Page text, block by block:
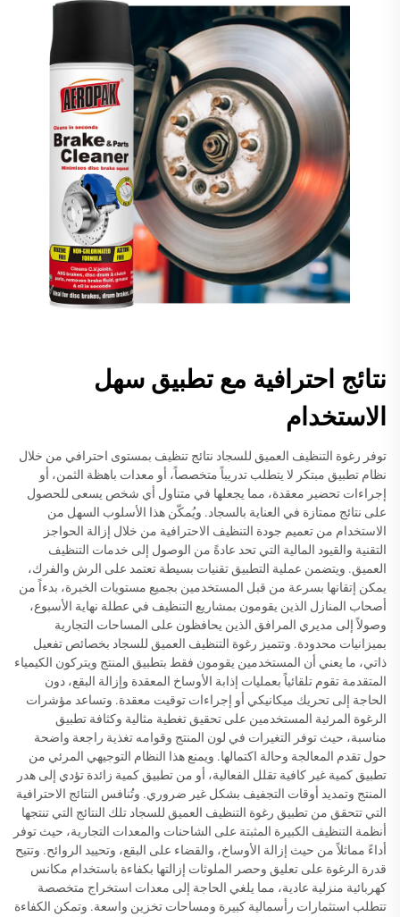
نتائج احترافية مع تطبيق سهل
الاستخدام
توفر رغوة التنظيف العميق للسجاد نتائج تنظيف بمستوى احترافي من خلال
نظام تطبيق مبتكر لا يتطلب تدريباً متخصصاً، أو معدات باهظة الثمن، أو
إجراءات تحضير معقدة، مما يجعلها في متناول أي شخص يسعى للحصول
على نتائج ممتازة في العناية بالسجاد. ويُمكّن هذا الأسلوب السهل من
الاستخدام من تعميم جودة التنظيف الاحترافية من خلال إزالة الحواجز
التقنية والقيود المالية التي تحد عادةً من الوصول إلى خدمات التنظيف
العميق. ويتضمن عملية التطبيق تقنيات بسيطة تعتمد على الرش والفرك،
يمكن إتقانها بسرعة من قبل المستخدمين بجميع مستويات الخبرة، بدءاً من
أصحاب المنازل الذين يقومون بمشاريع التنظيف في عطلة نهاية الأسبوع،
وصولاً إلى مديري المرافق الذين يحافظون على المساحات التجارية
بميزانيات محدودة. وتتميز رغوة التنظيف العميق للسجاد بخصائص تفعيل
ذاتي، ما يعني أن المستخدمين يقومون فقط بتطبيق المنتج ويتركون الكيمياء
المتقدمة تقوم تلقائياً بعمليات إذابة الأوساخ المعقدة وإزالة البقع، دون
الحاجة إلى تحريك ميكانيكي أو إجراءات توقيت معقدة. وتساعد مؤشرات
الرغوة المرئية المستخدمين على تحقيق تغطية مثالية وكثافة تطبيق
مناسبة، حيث توفر التغيرات في لون المنتج وقوامه تغذية راجعة واضحة
حول تقدم المعالجة وحالة اكتمالها. ويمنع هذا النظام التوجيهي المرئي من
تطبيق كمية غير كافية تقلل الفعالية، أو من تطبيق كمية زائدة تؤدي إلى هدر
المنتج وتمديد أوقات التجفيف بشكل غير ضروري. وتُنافس النتائج الاحترافية
التي تتحقق من تطبيق رغوة التنظيف العميق للسجاد تلك النتائج التي تنتجها
أنظمة التنظيف الكبيرة المثبتة على الشاحنات والمعدات التجارية، حيث توفر
أداءً مماثلاً من حيث إزالة الأوساخ، والقضاء على البقع، وتحييد الروائح. وتتيح
قدرة الرغوة على تعليق وحصر الملوثات إزالتها بكفاءة باستخدام مكانس
كهربائية منزلية عادية، مما يلغي الحاجة إلى معدات استخراج متخصصة
تتطلب استثمارات رأسمالية كبيرة ومساحات تخزين واسعة. وتمكن الكفاءة